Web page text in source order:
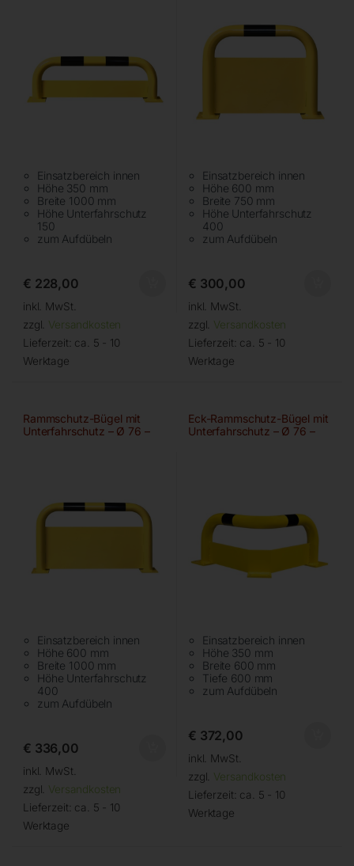
Einsatzbereich innen
Höhe 350 mm
Breite 1000 mm
Höhe Unterfahrschutz
150
zum Aufdübeln
€ 228,00
inkl. MwSt.
zzgl. Versandkosten
Lieferzeit: ca. 5 - 10
Werktage
Einsatzbereich innen
Höhe 600 mm
Breite 750 mm
Höhe Unterfahrschutz
400
zum Aufdübeln
€ 300,00
inkl. MwSt.
zzgl. Versandkosten
Lieferzeit: ca. 5 - 10
Werktage
Rammschutz-Bügel mit
Unterfahrschutz – Ø 76 –
Einsatzbereich innen
Höhe 600 mm
Breite 1000 mm
Höhe Unterfahrschutz
400
zum Aufdübeln
€ 336,00
inkl. MwSt.
zzgl. Versandkosten
Lieferzeit: ca. 5 - 10
Werktage
Eck-Rammschutz-Bügel mit
Unterfahrschutz – Ø 76 –
Einsatzbereich innen
Höhe 350 mm
Breite 600 mm
Tiefe 600 mm
zum Aufdübeln
€ 372,00
inkl. MwSt.
zzgl. Versandkosten
Lieferzeit: ca. 5 - 10
Werktage